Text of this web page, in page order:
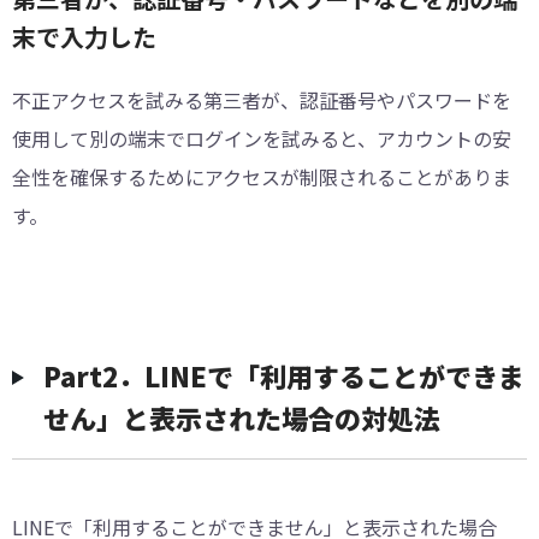
末で入力した
不正アクセスを試みる第三者が、認証番号やパスワードを
使用して別の端末でログインを試みると、アカウントの安
全性を確保するためにアクセスが制限されることがありま
す。
Part2．LINEで「利用することができま
せん」と表示された場合の対処法
LINEで「利用することができません」と表示された場合